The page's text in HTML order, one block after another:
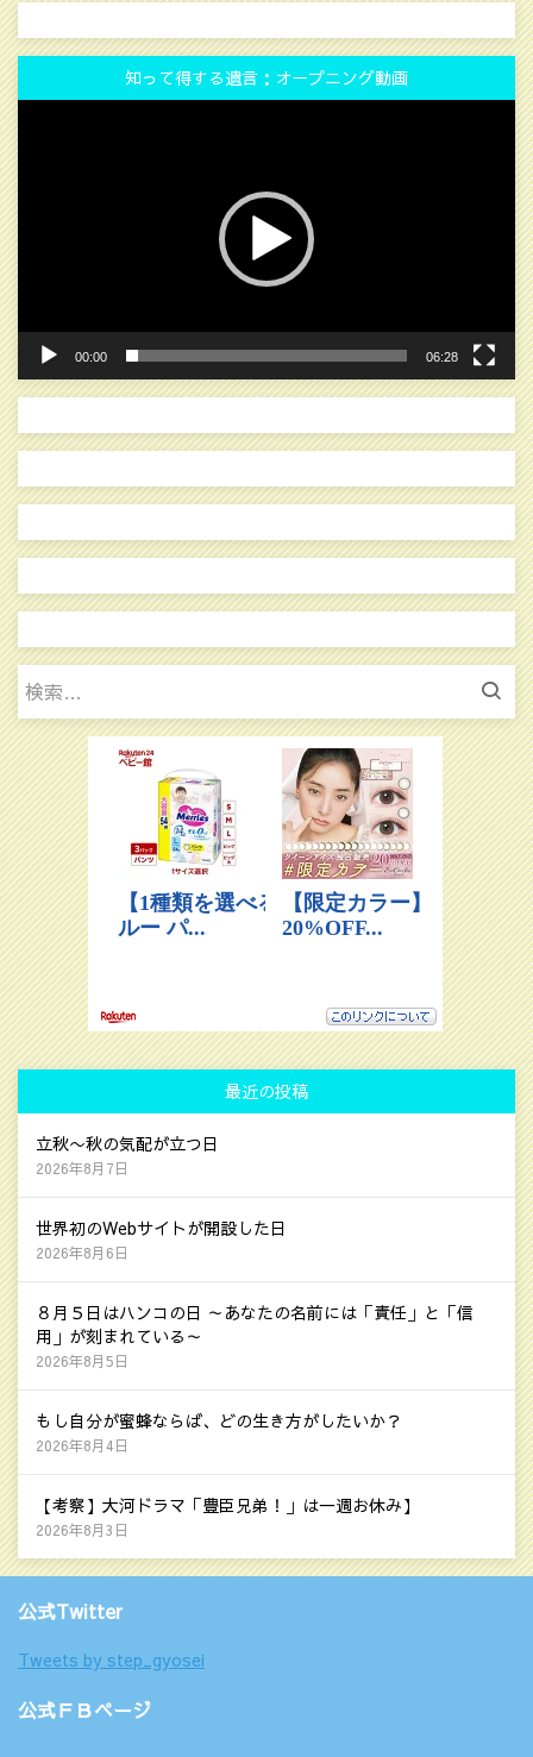
知って得する遺言：オープニング動画
動
画
プ
レ
ー
ヤ
ー
00:00 06:28
検
索:
最近の投稿
立秋〜秋の気配が立つ日
2026年8月7日
世界初のWebサイトが開設した日
2026年8月6日
８月５日はハンコの日 ～あなたの名前には「責任」と「信
用」が刻まれている～
2026年8月5日
もし自分が蜜蜂ならば、どの生き方がしたいか？
2026年8月4日
【考察】大河ドラマ「豊臣兄弟！」は一週お休み】
2026年8月3日
公式Twitter
Tweets by step_gyosei
公式ＦＢページ